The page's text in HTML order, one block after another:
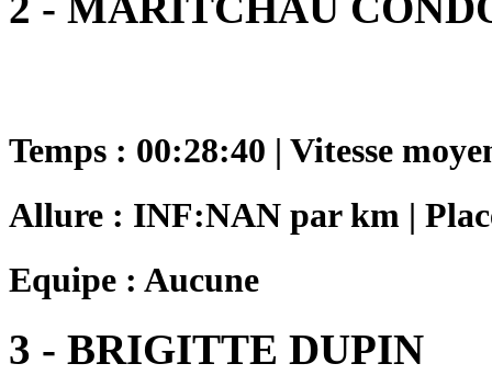
Temps : 00:28:40 | Vitesse
Allure : INF:NAN par km |
Equipe : Aucune
3 - BRIGITTE DUPIN